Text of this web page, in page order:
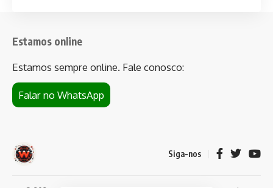
Estamos online
Estamos sempre online. Fale conosco:
Falar no WhatsApp
Siga-nos